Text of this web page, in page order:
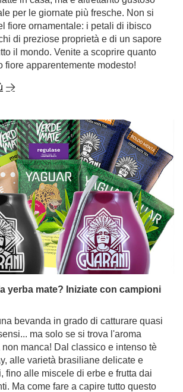
per le giornate più fresche. Non si
fiore ornamentale: i petali di ibisco
di preziose proprietà e di un sapore
il mondo. Venite a scoprire quanto
fiore apparentemente modesto!
yerba mate? Iniziate con campioni
bevanda in grado di catturare quasi
ma solo se si trova l'aroma
manca! Dal classico e intenso tè
alle varietà brasiliane delicate e
fino alle miscele di erbe e frutta dai
Ma come fare a capire tutto questo